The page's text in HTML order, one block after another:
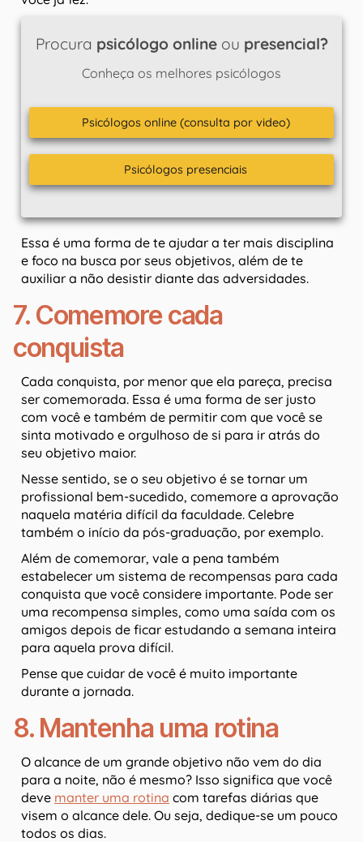
Procura psicólogo onlineou presencial?
Conheça os melhores psicólogos
Psicólogos online (consulta por video)
Psicólogos presenciais
Essa é uma forma de te ajudar a ter mais disciplina
e foco na busca por seus objetivos, além de te
auxiliar a não desistir diante das adversidades.
7. Comemore cada
conquista
Cada conquista, por menor que ela pareça, precisa
ser comemorada. Essa é uma forma de ser justo
com você e também de permitir com que você se
sinta motivado e orgulhoso de si para ir atrás do
seu objetivo maior.
Nesse sentido, se o seu objetivo é se tornar um
profissional bem-sucedido, comemore a aprovação
naquela matéria difícil da faculdade. Celebre
também o início da pós-graduação, por exemplo.
Além de comemorar, vale a pena também
estabelecer um sistema de recompensas para cada
conquista que você considere importante. Pode ser
uma recompensa simples, como uma saída com os
amigos depois de ficar estudando a semana inteira
para aquela prova difícil.
Pense que cuidar de você é muito importante
durante a jornada.
8. Mantenha uma rotina
O alcance de um grande objetivo não vem do dia
para a noite, não é mesmo? Isso significa que você
deve manter uma rotina com tarefas diárias que
visem o alcance dele. Ou seja, dedique-se um pouco
todos os dias.